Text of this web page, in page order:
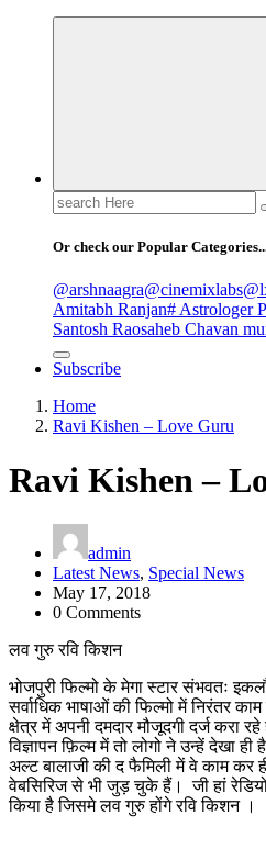
Search
for:
Or check our Popular
@arshnaagra@cinemixlabs
Amitabh Ranjan# Astrologer
Santosh Raosaheb Chavan
Subscribe
Home
Ravi Kishen – Love Guru
Ravi Kishen –
admin
Latest News, Special News
May 17, 2018
0 Comments
लव गुरु रवि किशन
भोजपुरी फिल्मो के मेगा स्टार संभवतः
सर्वाधिक भाषाओं की फिल्मो में निरंतर
क्षेत्र में अपनी दमदार मौजूदगी दर्ज करा
विज्ञापन फ़िल्म में तो लोगो ने उन्हें देखा
अल्ट बालाजी की द फैमिली में वे काम कर
वेबसिरिज से भी जुड़ चुके हैं। जी हां
किया है जिसमे लव गुरु होंगे रवि किशन ।